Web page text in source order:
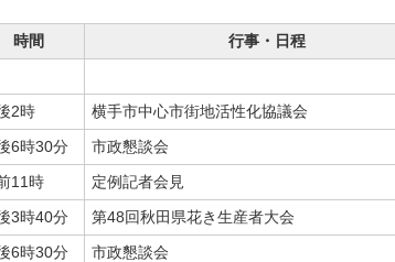
時間 行事・日程
2時 横手市中心市街地活性化協議会
6時30分 市政懇談会
11時 定例記者会見
3時40分 第48回秋田県花き生産者大会
6時30分 市政懇談会